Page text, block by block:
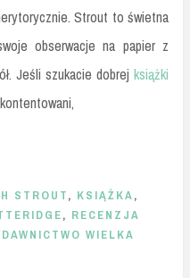
Strout to świetna
obserwacje na papier z
Jeśli szukacie dobrej książki
STROUT, KSIĄŻKA,
, RECENZJA
WIELKA